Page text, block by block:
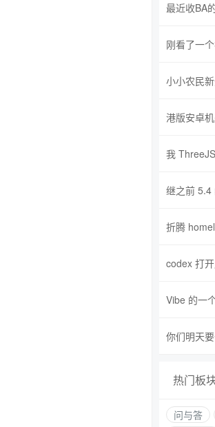
最近收BA
刚看了一
小小农民
港版安卓
我
继之前 5.4
折腾
codex 打
Vibe 的一
你们明天
热门板
问与答